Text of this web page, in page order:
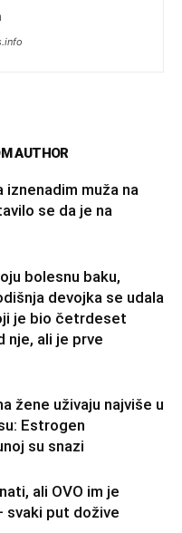
AUTHOR
iznenadim muža na
se da je na
bolesnu baku,
devojka se udala
je bio četrdeset
nje, ali je prve
žene uživaju najviše u
Estrogen
su snazi
ali OVO im je
svaki put dožive